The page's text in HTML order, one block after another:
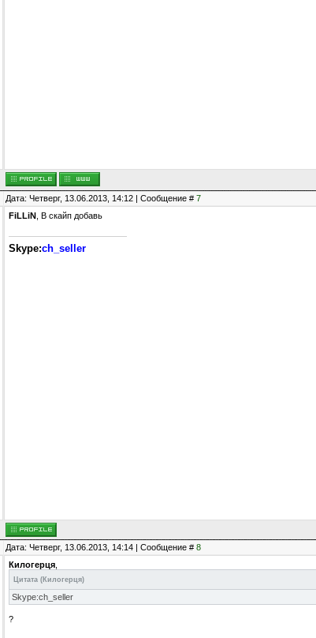
Дата: Четверг, 13.06.2013, 14:12 | Сообщение # 7
FiLLiN , В скайп добавь
Skype:ch_seller
Дата: Четверг, 13.06.2013, 14:14 | Сообщение # 8
Килогерця
Цитата ( Килогерця)
Skype:ch_seller
?